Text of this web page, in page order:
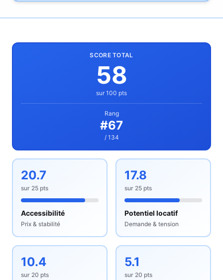
SCORE TOTAL
58
sur 100 pts
Rang
#67
/ 134
20.7
sur 25 pts
Accessibilité
Prix & stabilité
17.8
sur 25 pts
Potentiel locatif
Demande & tension
10.4
sur 20 pts
5.1
sur 20 pts